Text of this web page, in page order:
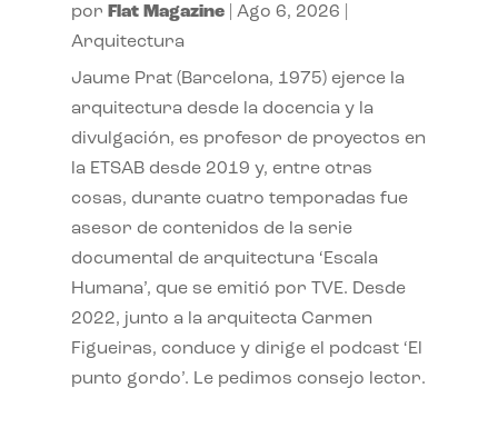
por Flat Magazine| Ago 6, 2026
Arquitectura
Jaume Prat (Barcelona, 1975) ejerce la
arquitectura desde la docencia y la
divulgación, es profesor de proyectos en
la ETSAB desde 2019 y, entre otras
cosas, durante cuatro temporadas fue
asesor de contenidos de la serie
documental de arquitectura ‘Escala
Humana’, que se emitió por TVE. Desde
2022, junto a la arquitecta Carmen
Figueiras, conduce y dirige el podcast ‘El
punto gordo’. Le pedimos consejo lector.